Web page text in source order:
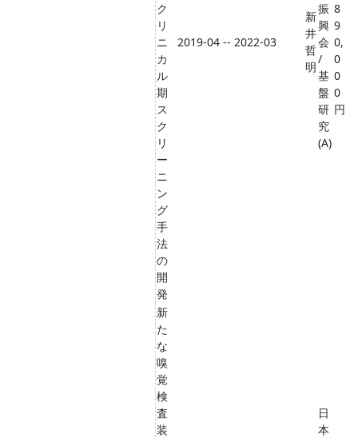
ク
リ
ニ
カ
ル
期
ス
ク
リ
ー
ニ
ン
グ
手
法
の
開
発
2019-04 -- 2022-03
新
井
哲
明
振
興
会
/
基
盤
研
究
(A)
8
9
0,
0
0
0
円
新
た
な
嗅
覚
検
査
装
日
本